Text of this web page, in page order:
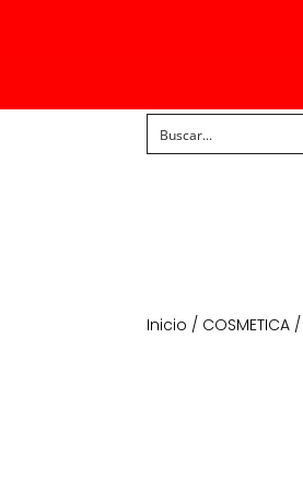
Inicio / COSMETICA /